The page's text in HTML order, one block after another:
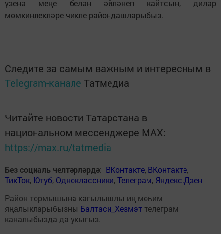
үзенә меңе белән әйләнеп кайтсын, диләр
мөмкинлекләре чикле райондашларыбыз.
Следите за самым важным и интересным в
Telegram-канале Татмедиа
Читайте новости Татарстана в
национальном мессенджере MАХ:
https://max.ru/tatmedia
Без социаль челтәрләрдә: ВКонтакте, ВКонтакте,
ТикТок, Ютуб, Одноклассники,Телеграм, Яндекс.Дзен
Район тормышына кагылышлы иң мөһим
яңалыкларыбызны Балтаси_Хезмэт телеграм
каналыбызда да укыгыз.